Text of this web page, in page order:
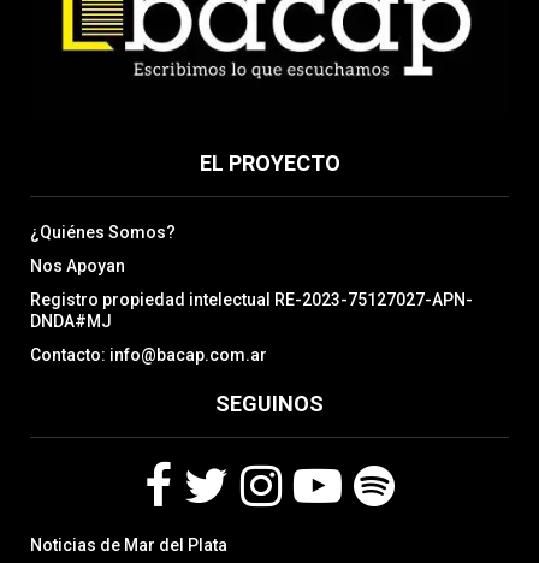
EL PROYECTO
¿Quiénes Somos?
Nos Apoyan
Registro propiedad intelectual RE-2023-75127027-APN-
DNDA#MJ
Contacto: info@bacap.com.ar
SEGUINOS
a
w
Noticias de Mar del Plata